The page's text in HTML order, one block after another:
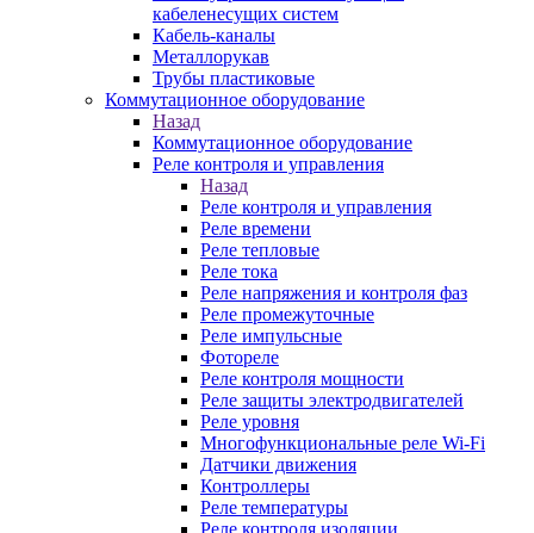
кабеленесущих систем
Кабель-каналы
Металлорукав
Трубы пластиковые
Коммутационное оборудование
Назад
Коммутационное оборудование
Реле контроля и управления
Назад
Реле контроля и управления
Реле времени
Реле тепловые
Реле тока
Реле напряжения и контроля фаз
Реле промежуточные
Реле импульсные
Фотореле
Реле контроля мощности
Реле защиты электродвигателей
Реле уровня
Многофункциональные реле Wi-Fi
Датчики движения
Контроллеры
Реле температуры
Реле контроля изоляции